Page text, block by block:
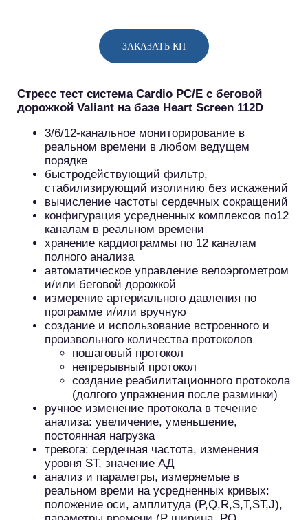
ЗАКАЗАТЬ КП
Cтресс тест система Cardio PC/E с беговой
дорожкой Valiant на базе Heart Screen 112D
3/6/12-канальное мониторирование в
реальном времени в любом ведущем
порядке
быстродействующий фильтр,
стабилизирующий изолинию без искажений
вычисление частоты сердечных сокращений
конфигурация усредненных комплексов по12
каналам в реальном времени
хранение кардиограммы по 12 каналам
полного анализа
автоматическое управление велоэргометром
и/или беговой дорожкой
измерение артериального давления по
программе и/или вручную
создание и использование встроенного и
произвольного количества протоколов
пошаговый протокол
непрерывный протокол
создание реабилитационного протокола
(долгого упражнения после разминки)
ручное изменение протокола в течение
анализа: увеличение, уменьшение,
постоянная нагрузка
тревога: сердечная частота, изменения
уровня ST, значение АД
анализ и параметры, измеряемые в
реальном времи на усредненных кривых:
положение оси, амплитуда (P,Q,R,S,T,ST,J),